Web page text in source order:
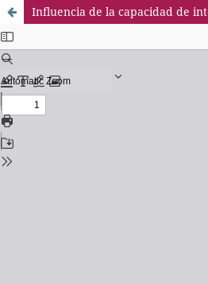
Influencia de la capacidad de